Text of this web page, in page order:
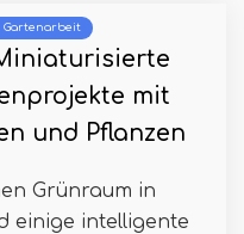
Gartenarbeit
mit
und Pflanzen
Grünraum in
einige intelligente